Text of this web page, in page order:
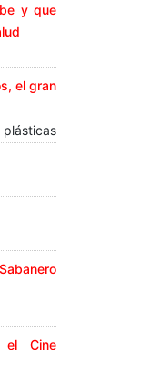
y que
el gran
plásticas
el Cine